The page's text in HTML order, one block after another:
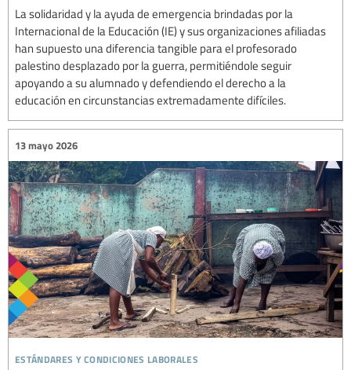
La solidaridad y la ayuda de emergencia brindadas por la
Internacional de la Educación (IE) y sus organizaciones afiliadas
han supuesto una diferencia tangible para el profesorado
palestino desplazado por la guerra, permitiéndole seguir
apoyando a su alumnado y defendiendo el derecho a la
educación en circunstancias extremadamente difíciles.
estándares y condiciones laborales
13 mayo 2026